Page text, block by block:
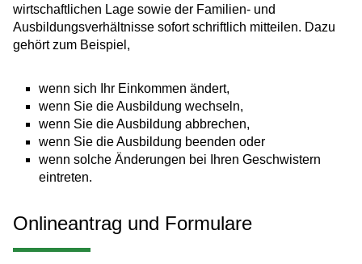
wirtschaftlichen Lage sowie der Familien- und
Ausbildungsverhältnisse sofort schriftlich mitteilen. Dazu
gehört zum Beispiel,
wenn sich Ihr Einkommen ändert,
wenn Sie die Ausbildung wechseln,
wenn Sie die Ausbildung abbrechen,
wenn Sie die Ausbildung beenden oder
wenn solche Änderungen bei Ihren Geschwistern
eintreten.
Onlineantrag und Formulare